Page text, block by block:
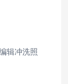
辑冲洗照